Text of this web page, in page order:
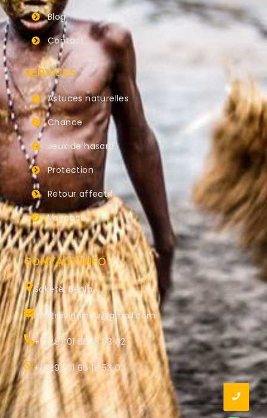
Blog
Contact
SERVICES
Astuces naturelles
Chance
Jeux de hasard
Protection
Retour affectif
Voyance
CONTACT INFO
Sakété, Bénin.
maitrevigninou@gmail.com
+(229) 01 66 18 53 02
+(229) 01 66 18 53 02